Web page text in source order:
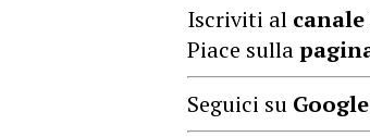
Iscriviti al canale
Piace sulla
Seguici su